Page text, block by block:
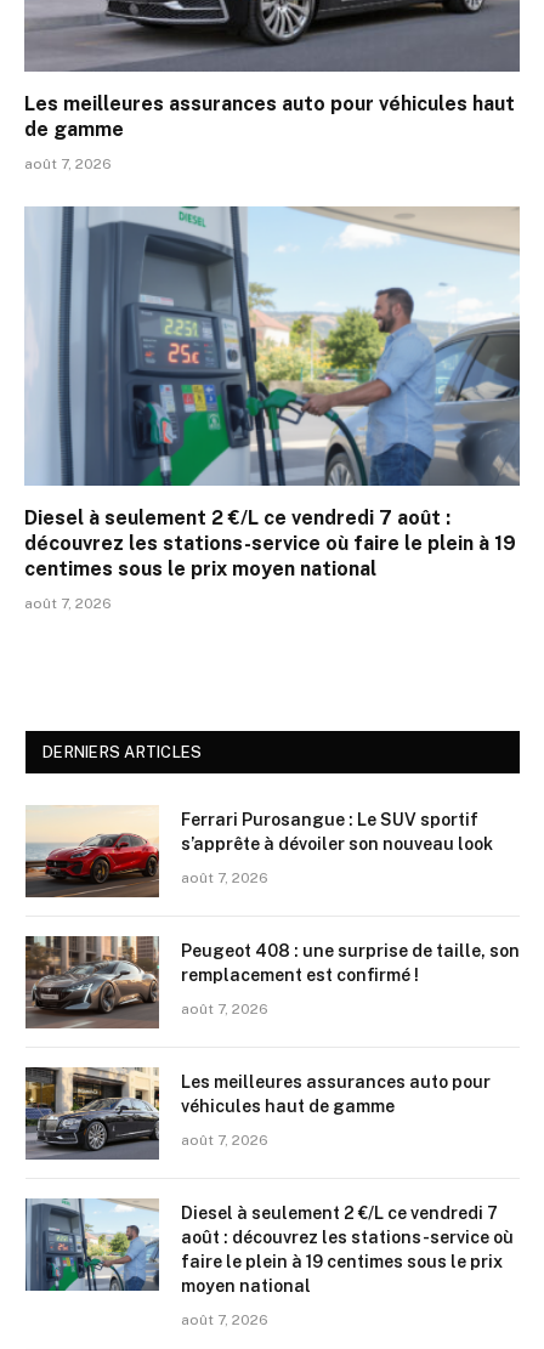
Les meilleures assurances auto pour véhicules haut
de gamme
août 7, 2026
Diesel à seulement 2 €/L ce vendredi 7 août :
découvrez les stations-service où faire le plein à 19
centimes sous le prix moyen national
août 7, 2026
DERNIERS ARTICLES
Ferrari Purosangue : Le SUV sportif
s’apprête à dévoiler son nouveau look
août 7, 2026
Peugeot 408 : une surprise de taille, son
remplacement est confirmé !
août 7, 2026
Les meilleures assurances auto pour
véhicules haut de gamme
août 7, 2026
Diesel à seulement 2 €/L ce vendredi 7
août : découvrez les stations-service où
faire le plein à 19 centimes sous le prix
moyen national
août 7, 2026